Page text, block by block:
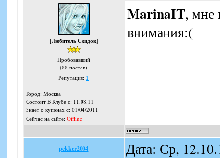
[Любитель Скидок]
Пробовавший
(88 постов)
Репутация: 1
Город: Москва
Состоит В Клубе с: 11.08.11
Знает о купонах с: 01/04/2011
Сейчас на сайте: Offline
MarinaIT, мне
внимания:(
pekker2004 Дата: Ср,